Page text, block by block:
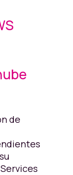
de